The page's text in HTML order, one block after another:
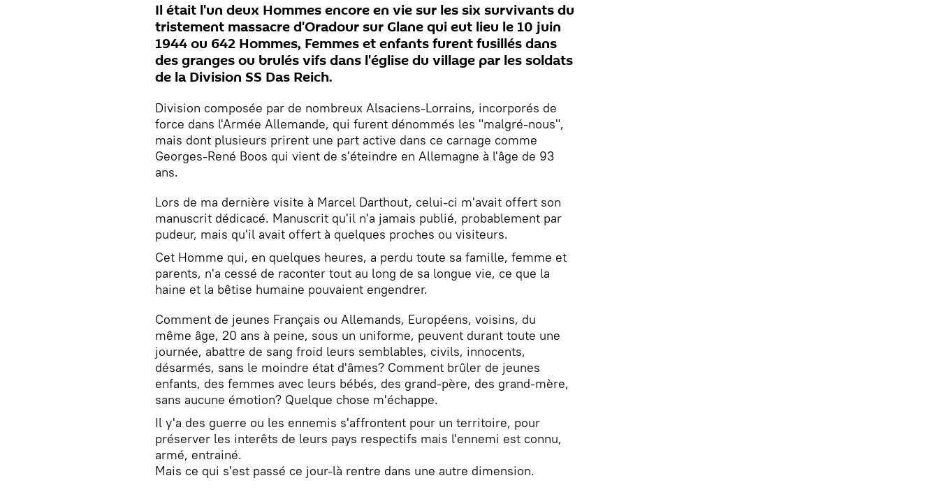
Il était l'un deux Hommes encore en vie sur les six survivants du
tristement massacre d'Oradour sur Glane qui eut lieu le 10 juin
1944 ou 642 Hommes, Femmes et enfants furent fusillés dans
des granges ou brulés vifs dans l'église du village par les soldats
de la Division SS Das Reich.
Division composée par de nombreux Alsaciens-Lorrains, incorporés de
force dans l'Armée Allemande, qui furent dénommés les "malgré-nous",
mais dont plusieurs prirent une part active dans ce carnage comme
Georges-René Boos qui vient de s'éteindre en Allemagne à l'âge de 93
ans.
Lors de ma dernière visite à Marcel Darthout, celui-ci m'avait offert son
manuscrit dédicacé. Manuscrit qu'il n'a jamais publié, probablement par
pudeur, mais qu'il avait offert à quelques proches ou visiteurs.
Cet Homme qui, en quelques heures, a perdu toute sa famille, femme et
parents, n'a cessé de raconter tout au long de sa longue vie, ce que la
haine et la bêtise humaine pouvaient engendrer.
Comment de jeunes Français ou Allemands, Européens, voisins, du
même âge, 20 ans à peine, sous un uniforme, peuvent durant toute une
journée, abattre de sang froid leurs semblables, civils, innocents,
désarmés, sans le moindre état d'âmes? Comment brûler de jeunes
enfants, des femmes avec leurs bébés, des grand-père, des grand-mère,
sans aucune émotion? Quelque chose m'échappe.
Il y'a des guerre ou les ennemis s'affrontent pour un territoire, pour
préserver les interêts de leurs pays respectifs mais l'ennemi est connu,
armé, entrainé.
Mais ce qui s'est passé ce jour-là rentre dans une autre dimension.